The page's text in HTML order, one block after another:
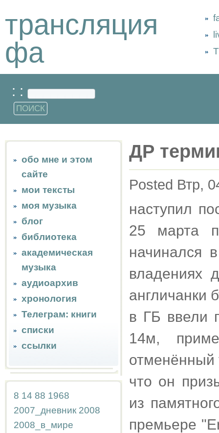
трансляция
фа
: :
обо мне и этом
сайте
мои тексты
моя музыка
блог
библиотека
академическая
музыка
аудиоархив
хронология
Телеграм: книги
списки
ссылки
8 14 88 1968
2007_дневник 2008
2008_в_мире
ДР
Posted Втр,
наступил
25 марта
начинался
владениях
англичанки
в ГБ ввели
14м,
отменённый
что он
из
премьере